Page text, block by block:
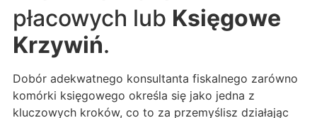
płacowych lub Księgowe
Krzywiń.
Dobór adekwatnego konsultanta fiskalnego zarówno
komórki księgowego określa się jako jedna z
kluczowych kroków, co to za przemyślisz działając